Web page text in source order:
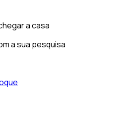
a casa
a sua pesquisa